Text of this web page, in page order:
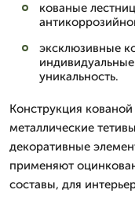
кованые
эксклюзивные
уникальность.
Конструкция
металлические
декоративные
применяют
составы, для